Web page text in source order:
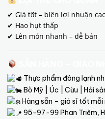
✔ Giá tốt – biên lợi nhuận
✔ Hao hụt thấp
✔ Lên món nhanh – dễ bán
Thực phẩm đông lạnh
Bò Mỹ | Úc | Cừu | Hải
Hàng sẵn – giá sỉ tốt mỗi
95-97-99 Phan Triêm,